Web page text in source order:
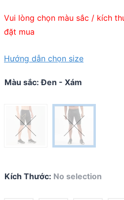
Vui lòng chọn màu sắc / kích
đặt mua
Hướng dẫn chọn size
Màu sắc: Đen - Xám
Kích Thước: No selection